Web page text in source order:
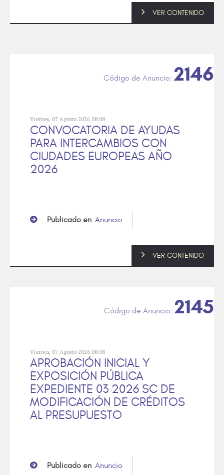
VER CONTENIDO
Viernes, 07 Agosto 2026 08:08
CONVOCATORIA DE AYUDAS
PARA INTERCAMBIOS CON
CIUDADES EUROPEAS AÑO
2026
2146
Publicado en Anuncio
VER CONTENIDO
Viernes, 07 Agosto 2026 08:08
APROBACIÓN INICIAL Y
EXPOSICIÓN PÚBLICA
EXPEDIENTE 03 2026 SC DE
MODIFICACIÓN DE CRÉDITOS
AL PRESUPUESTO
2145
Publicado en Anuncio